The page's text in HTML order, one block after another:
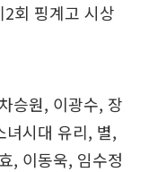
회 핑계고 시상
승원, 이광수, 장
녀시대 유리, 별,
, 이동욱, 임수정